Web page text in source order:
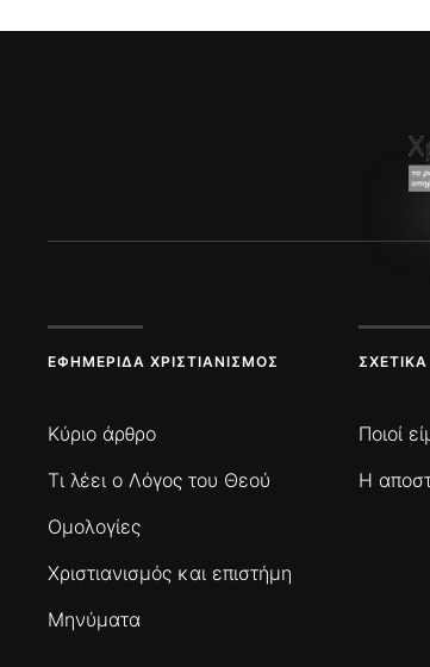
ΕΦΗΜΕΡΊΔΑ ΧΡΙΣΤΙΑΝΙΣΜΌΣ
Κύριο άρθρο
Τι λέει ο Λόγος του Θεού
Ομολογίες
Χριστιανισμός και επιστήμη
Μηνύματα
ΣΧΕΤΙΚΆ
Ποιοί
Η